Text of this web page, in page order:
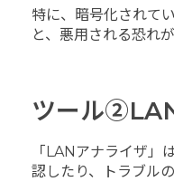
特に、暗号化されて
と、悪用される恐れ
ツール
「LANアナライザ」は
認したり、トラブル